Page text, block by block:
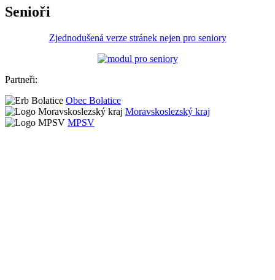
Senioři
Zjednodušená verze stránek nejen pro seniory
Partneři:
Obec Bolatice
Moravskoslezský kraj
MPSV